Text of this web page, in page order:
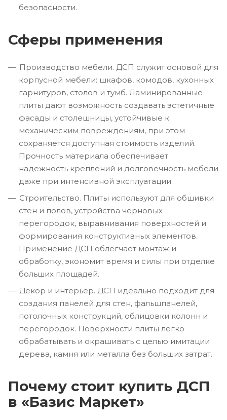
безопасности.
Сферы применения
Производство мебели. ДСП служит основой для
корпусной мебели: шкафов, комодов, кухонных
гарнитуров, столов и тумб. Ламинированные
плиты дают возможность создавать эстетичные
фасады и столешницы, устойчивые к
механическим повреждениям, при этом
сохраняется доступная стоимость изделий.
Прочность материала обеспечивает
надежность креплений и долговечность мебели
даже при интенсивной эксплуатации.
Строительство. Плиты используют для обшивки
стен и полов, устройства черновых
перегородок, выравнивания поверхностей и
формирования конструктивных элементов.
Применение ДСП облегчает монтаж и
обработку, экономит время и силы при отделке
больших площадей.
Декор и интерьер. ДСП идеально подходит для
создания панелей для стен, фальшпанелей,
потолочных конструкций, облицовки колонн и
перегородок. Поверхности плиты легко
обрабатывать и окрашивать с целью имитации
дерева, камня или металла без больших затрат.
Почему стоит купить ДСП
в «Базис Маркет»